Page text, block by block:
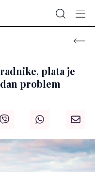
plata je
problem